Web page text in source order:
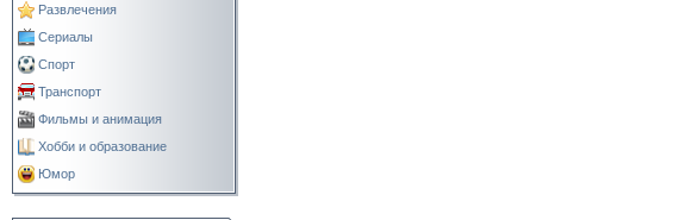
Развлечения
Сериалы
Спорт
Транспорт
Фильмы и анимация
Хобби и образование
Юмор